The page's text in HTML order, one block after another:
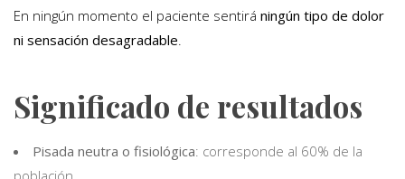
En ningún momento el paciente sentirá ningún tipo de dolor
ni sensación desagradable.
Significado de resultados
Pisada neutra o fisiológica: corresponde al 60% de la